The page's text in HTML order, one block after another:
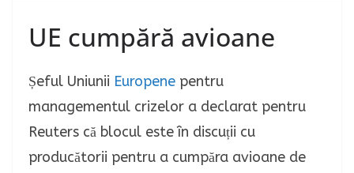
UE cumpără avioane
Șeful Uniunii Europene pentru
managementul crizelor a declarat pentru
Reuters că blocul este în discuții cu
producătorii pentru a cumpăra avioane de